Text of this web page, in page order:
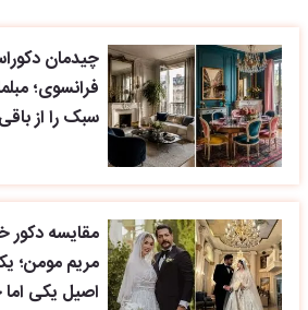
چیدمان
فرانسوی؛
سبک را از
مقایسه دکور
مریم مومن؛
اصیل یکی